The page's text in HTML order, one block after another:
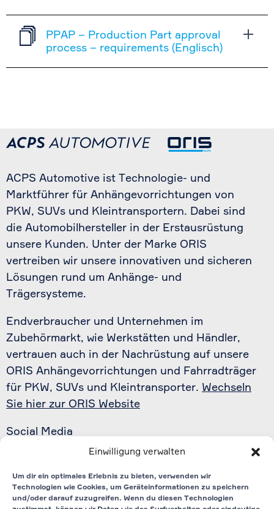
Einwilligung verwalten
Um dir ein optimales Erlebnis zu bieten, verwenden wir
Technologien wie Cookies, um Geräteinformationen zu speichern
und/oder darauf zuzugreifen. Wenn du diesen Technologien
PPAP – Production Part approval
process – requirements (Englisch)
ACPS Automotive ist Technologie- und
Marktführer für Anhängevorrichtungen von
PKW, SUVs und Kleintransportern. Dabei sind
die Automobilhersteller in der Erstausrüstung
unsere Kunden. Unter der Marke ORIS
vertreiben wir unsere innovativen und sicheren
Lösungen rund um Anhänge- und
Trägersysteme.
Endverbraucher und Unternehmen im
Zubehörmarkt, wie Werkstätten und Händler,
vertrauen auch in der Nachrüstung auf unsere
ORIS Anhängevorrichtungen und Fahrradträger
für PKW, SUVs und Kleintransporter. Wechseln
Sie hier zur ORIS Website
Social Media
YouTube